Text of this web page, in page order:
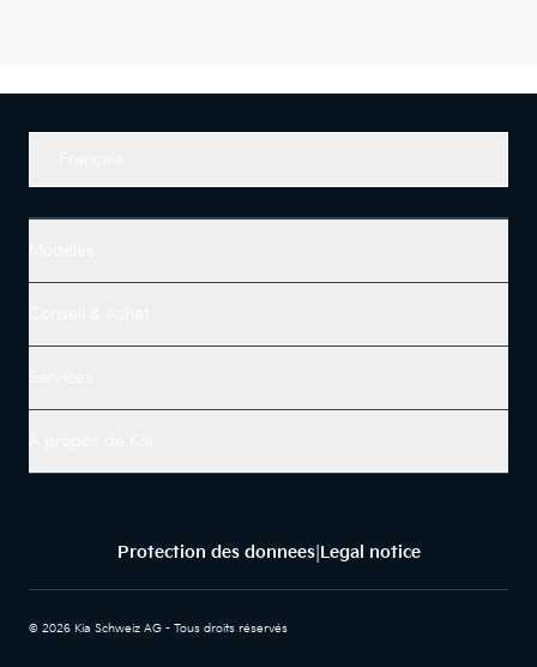
Protection des donnees| Legal notice
© 2026 Kia Schweiz AG - Tous droits réservés